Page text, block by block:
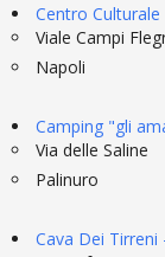
Centro
Viale Campi
Napoli
Camping "gli
Via delle Saline
Palinuro
Cava Dei Tirreni